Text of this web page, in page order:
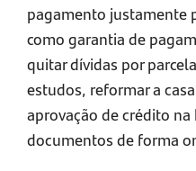
pagamento justamente
como garantia de
quitar dívidas por
estudos, reformar a
aprovação de crédito
documentos de forma